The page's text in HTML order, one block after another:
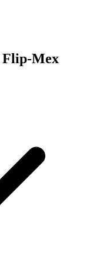
Mex